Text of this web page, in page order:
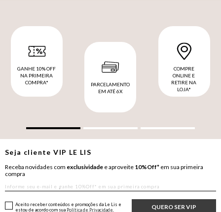
GANHE 10% OFF
NA PRIMEIRA
COMPRA*
PARCELAMENTO
EM ATÉ 6X
COMPRE
ONLINE E
RETIRE NA
LOJA*
Seja clienteVIP LE LIS
Receba novidades com exclusividade e aproveite 10%Off* em sua primeira
compra
QUERO SER VIP
Aceito receber conteúdos e promoções da Le Lis e
estou de acordo com sua Política de Privacidade.